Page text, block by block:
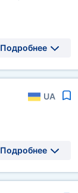
Подробнее
UA
Подробнее